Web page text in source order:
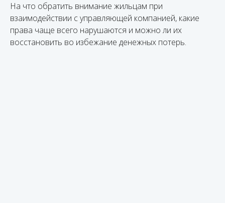
На что обратить внимание жильцам при
взаимодействии с управляющей компанией, какие
права чаще всего нарушаются и можно ли их
восстановить во избежание денежных потерь.